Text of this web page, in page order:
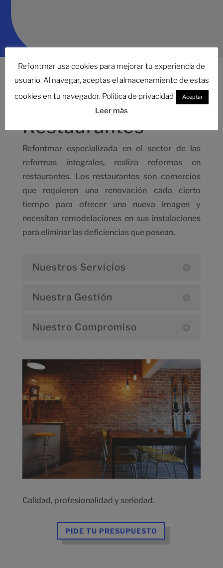
Reformas
Restaurantes
Refontmar especializada en el sector de las
reformas integrales, realiza reformas en
restaurantes. Los restaurantes son comercios
que requieren una renovación cada cierto
tiempo para ofrecer una nueva imagen y
necesitan remodelaciones en sus instalaciones
para eliminar las deficiencias que posean.
Nuestros Servicios
Nuestra Gestión
Nuestro Compromiso
Calidad, profesionalidad y seriedad.
PIDE TU PRESUPUESTO
Refontmar usa cookies para mejorar tu experiencia de
usuario. Al navegar, aceptas el almacenamiento de estas
cookies en tu navegador. Politica de privacidad
Aceptar
Leer más